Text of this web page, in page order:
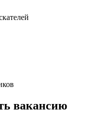
вакансию